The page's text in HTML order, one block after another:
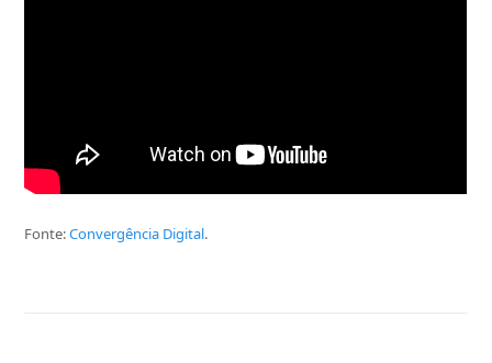
Fonte:Convergência Digital.